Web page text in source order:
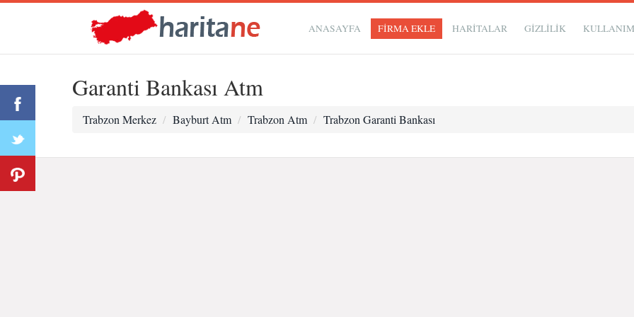
ANASAYFA FİRMA EKLE HARİTALAR GIZLILIK
Garanti Bankası Atm
Trabzon Merkez Bayburt Atm Trabzon Atm Trabzon Garanti Bankası